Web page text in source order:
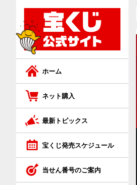
ホーム
ネット購入
最新トピックス
宝くじ発売スケジュール
当せん番号のご案内